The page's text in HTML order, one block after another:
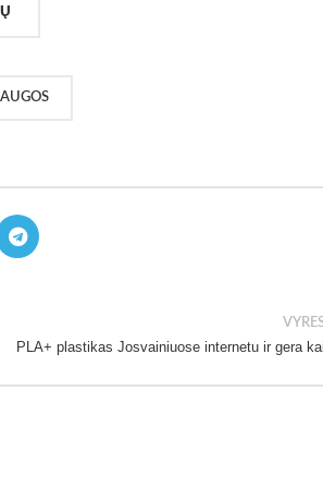
PLA+ plastikas Josvainiuose internetu ir gera